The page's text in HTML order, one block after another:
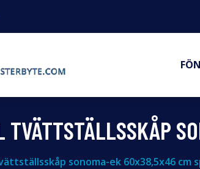
TVÄTTSTÄLLSSKÅP
sonoma-ek 60x38,5x46 cm